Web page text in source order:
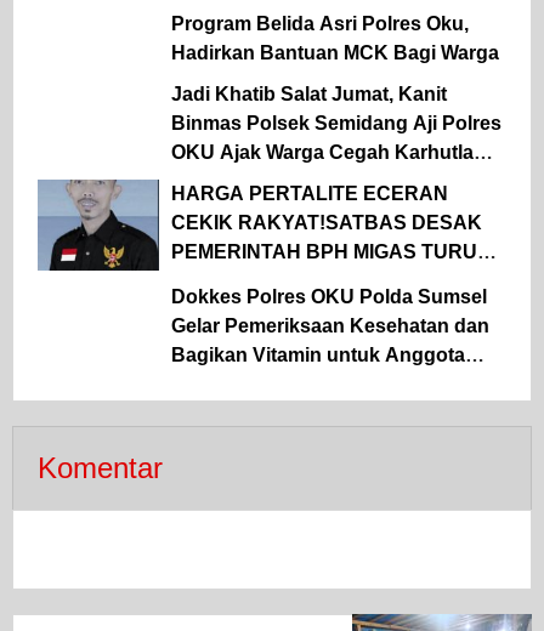
DINAS TPHP MUARA ENIM 2026,
DIKERJAKAN SEBELUM TAYANG
Program Belida Asri Polres Oku,
Hadirkan Bantuan MCK Bagi Warga
Jadi Khatib Salat Jumat, Kanit
Binmas Polsek Semidang Aji Polres
OKU Ajak Warga Cegah Karhutla
Sejak Dini
HARGA PERTALITE ECERAN
CEKIK RAKYAT!SATBAS DESAK
PEMERINTAH BPH MIGAS TURUN
Dokkes Polres OKU Polda Sumsel
Gelar Pemeriksaan Kesehatan dan
Bagikan Vitamin untuk Anggota
Komentar